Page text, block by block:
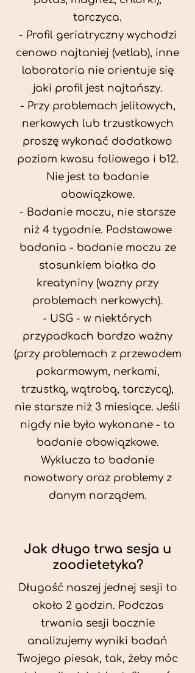
tarczyca.
- Profil geriatryczny wychodzi
cenowo najtaniej (vetlab), inne
laboratoria nie orientuje się
jaki profil jest najtańszy.
- Przy problemach jelitowych,
nerkowych lub trzustkowych
proszę wykonać dodatkowo
poziom kwasu foliowego i b12.
Nie jest to badanie
obowiązkowe.
- Badanie moczu, nie starsze
niż 4 tygodnie. Podstawowe
badania - badanie moczu ze
stosunkiem białka do
kreatyniny (wazny przy
problemach nerkowych).
- USG - w niektórych
przypadkach bardzo ważny
(przy problemach z przewodem
pokarmowym, nerkami,
trzustką, wątrobą, tarczycą),
nie starsze niż 3 miesiące. Jeśli
nigdy nie było wykonane - to
badanie obowiązkowe.
Wyklucza to badanie
nowotwory oraz problemy z
danym narządem.
Jak długo trwa sesja u
zoodietetyka?
Długość naszej jednej sesji to
około 2 godzin. Podczas
trwania sesji bacznie
analizujemy wyniki badań
Twojego piesak, tak, żeby móc